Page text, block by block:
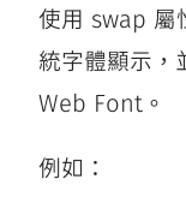
使用 swap 屬
統字體顯示，
Web Font。
例如：